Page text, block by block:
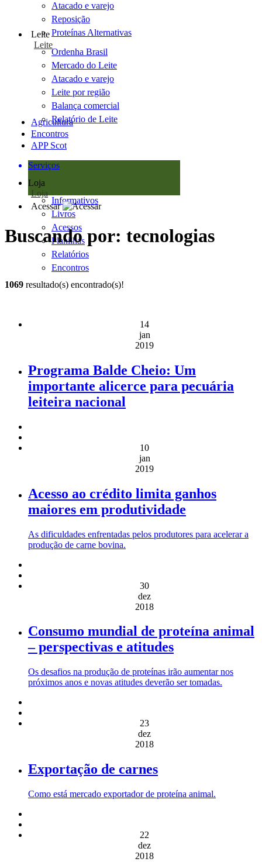
Atacado e varejo
Reposição
Proteínas Alternativas
Leite
Leite
Ordenha Brasil
Mercado do Leite
Atacado e varejo
Leite por região
Balança comercial
Relatório de Leite
Agricultura
Encontros
APP Scot
Serviços
Loja
Loja
Informativos
Livros
Acessos
Planilhas
Relatórios
Encontros
Acessar
Buscando por: tecnologias
1069 resultado(s) encontrado(s)!
14
jan
2019
Programa Balde Cheio: Um
importante alicerce para pecuária
leiteira nacional
10
jan
2019
Acesso ao crédito limita ganhos
maiores em produtividade
As dificuldades enfrentadas pelos produtores para acelerar a
produção de carne bovina.
30
dez
2018
Consumo mundial de proteína animal
– perspectivas e atitudes
Os desafios na produção de proteínas irão aumentar nos
próximos anos e novas atitudes deverão ser tomadas.
23
dez
2018
Exportação de carnes
Como está mercado exportador de proteína animal.
22
dez
2018